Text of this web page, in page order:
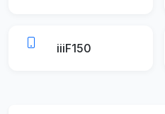
iiiF150